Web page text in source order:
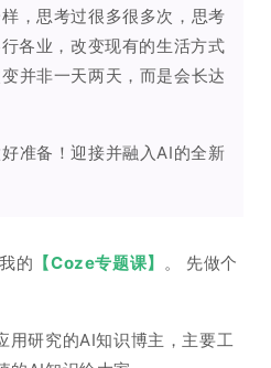
，思考过很多很多次，思考
各业，改变现有的生活方式
并非一天两天，而是会长达
准备！迎接并融入AI的全新
的 【Coze专题课】 。 先做个
用研究的AI知识博主，主要工